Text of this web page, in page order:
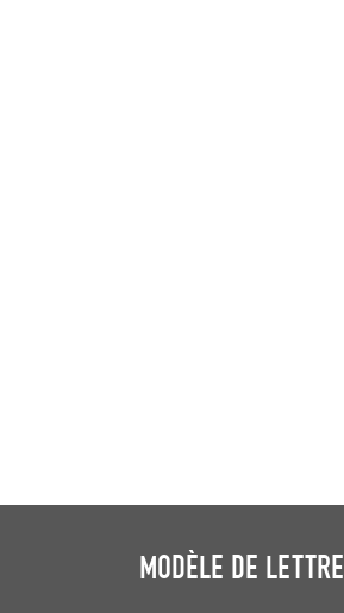
MODÈLE DE LETTRE